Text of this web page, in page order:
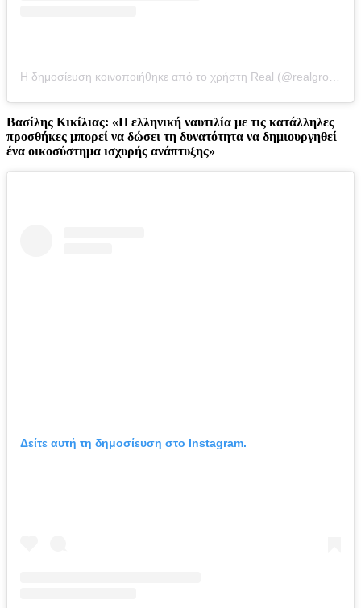
Η δημοσίευση κοινοποιήθηκε από το χρήστη Real (@realgroupgreece)
Βασίλης Κικίλιας: «Η ελληνική ναυτιλία με τις κατάλληλες
προσθήκες μπορεί να δώσει τη δυνατότητα να δημιουργηθεί
ένα οικοσύστημα ισχυρής ανάπτυξης»
Δείτε αυτή τη δημοσίευση στο Instagram.